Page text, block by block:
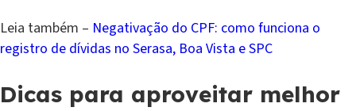
Leia também – Negativação do CPF: como funciona o
registro de dívidas no Serasa, Boa Vista e SPC
Dicas para aproveitar melhor